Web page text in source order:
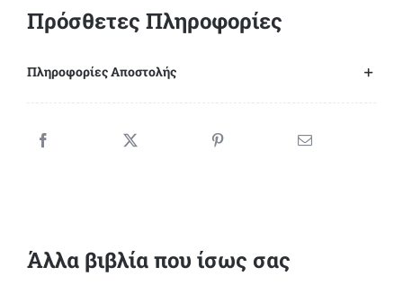
Πρόσθετες Πληροφορίες
Πληροφορίες Αποστολής
Άλλα βιβλία που ίσως σας